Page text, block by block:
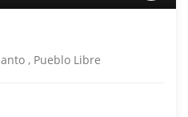
, Pueblo Libre